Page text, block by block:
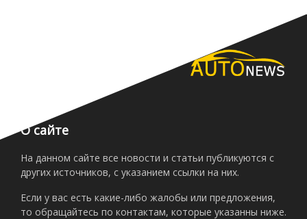
О сайте
На данном сайте все новости и статьи публикуются с
других источников, с указанием ссылки на них.
Если у вас есть какие-либо жалобы или предложения,
то обращайтесь по контактам, которые указанны ниже.